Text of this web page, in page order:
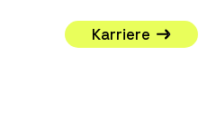
Karriere